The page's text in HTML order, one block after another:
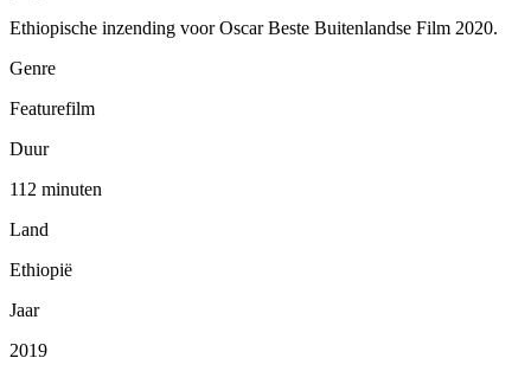
Ethiopische inzending voor Oscar Beste Buitenlandse Film 2020.
Genre
Featurefilm
Duur
112 minuten
Land
Ethiopië
Jaar
2019